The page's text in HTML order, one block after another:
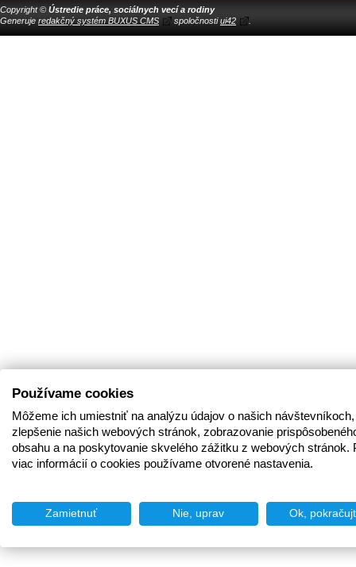
Copyright © Ústredie práce, sociálnych vecí a rodiny
Generuje redakčný systém BUXUS CMS spoločnostiui42
Používame cookies
Môžeme ich umiestniť na analýzu údajov o našich
zlepšenie našich webových stránok, zobrazovanie
obsahu a na poskytovanie skvelého zážitku z webových stránok.
viac informácií o cookies používame otvorené nastavenia.
Zamietnuť Nie, uprav Ok,